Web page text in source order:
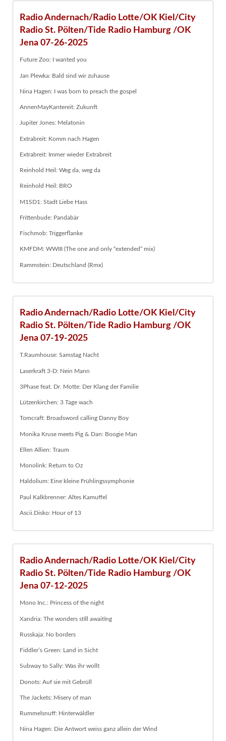
Radio Andernach/Radio Lotte/OK Kiel/City
Radio St. Pölten/Tide Radio Hamburg /OK
Jena 07-26-2025
Future Zoo: I wanted you
Jan Plewka: Bald sind wir zuhause
Nina Hagen: I was born to preach the gospel
AnnenMayKantereit: Zukunft
Jupiter Jones: Melatonin
Extrabreit: Komm nach Hagen
Extrabreit: Immer wieder Extrabreit
Reinhold Heil: Weg da, weg da
Reinhold Heil: BRO
M1SD1: Stadt Liebe Hass
Frittenbude: Pandabär
Fischmob: Triggerflanke
KMFDM: WWIII (The one and only “extended” mix)
Rammstein: Deutschland (Rmx)
Radio Andernach/Radio Lotte/OK Kiel/City
Radio St. Pölten/Tide Radio Hamburg /OK
Jena 07-19-2025
T.Raumhouse: Samstag Nacht
Laserkraft 3-D: Nein Mann
3Phase feat. Dr. Motte: Der Klang der Familie
Lützenkirchen: 3 Tage wach
Tomcraft: Broadsword calling Danny Boy
Monika Kruse meets Pig & Dan: Boogie Man
Ellen Allien: Traum
Monolink: Return to Oz
Haldolium: Eine kleine Frühlingssymphonie
Paul Kalkbrenner: Altes Kamuffel
Ascii.Disko: Hour of 13
Radio Andernach/Radio Lotte/OK Kiel/City
Radio St. Pölten/Tide Radio Hamburg /OK
Jena 07-12-2025
Mono Inc.: Princess of the night
Xandria: The wonders still awaiting
Russkaja: No borders
Fiddler’s Green: Land in Sicht
Subway to Sally: Was ihr wollt
Donots: Auf sie mit Gebrüll
The Jackets: Misery of man
Rummelsnuff: Hinterwäldler
Nina Hagen: Die Antwort weiss ganz allein der Wind